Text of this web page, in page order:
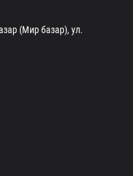
(Мир базар), ул.